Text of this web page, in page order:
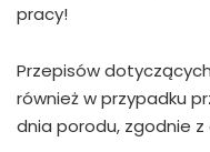
pracy!
Przepisów
również w przypadku
dnia porodu, zgodnie z